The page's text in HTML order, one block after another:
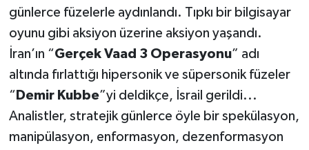
günlerce füzelerle aydınlandı. Tıpkı bir bilgisayar
oyunu gibi aksiyon üzerine aksiyon yaşandı.
İran’ın “Gerçek Vaad 3 Operasyonu” adı
altında fırlattığı hipersonik ve süpersonik füzeler
“ Demir Kubbe”yi deldikçe, İsrail gerildi...
Analistler, stratejik günlerce öyle bir spekülasyon,
manipülasyon, enformasyon, dezenformasyon